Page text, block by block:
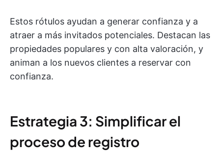
Estos rótulos ayudan a generar confianza y a
atraer a más invitados potenciales. Destacan las
propiedades populares y con alta valoración, y
animan a los nuevos clientes a reservar con
confianza.
Estrategia 3: Simplificar el
proceso de registro